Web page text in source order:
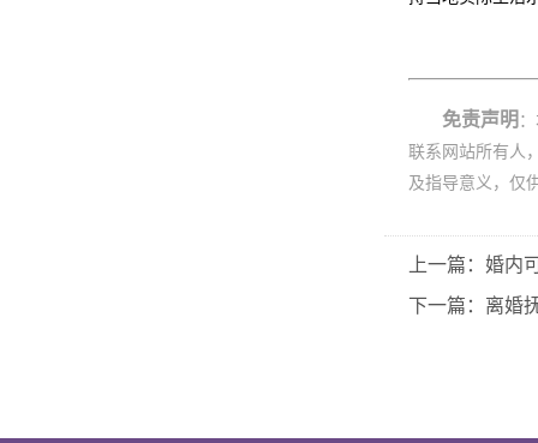
免责声明
联系网站所有人
及指导意义，仅
上一篇：婚内
下一篇：离婚